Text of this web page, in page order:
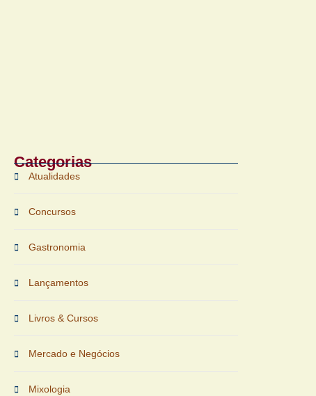
Categorias
Atualidades
Concursos
Gastronomia
Lançamentos
Livros & Cursos
Mercado e Negócios
Mixologia